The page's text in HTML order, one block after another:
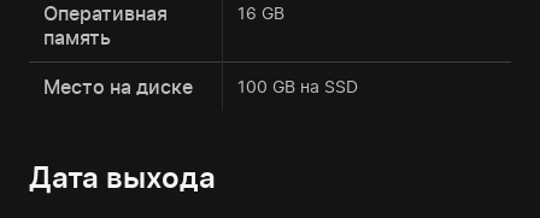
Оперативная
память
16 GB
Место на диске 100 GB на SSD
Дата выхода